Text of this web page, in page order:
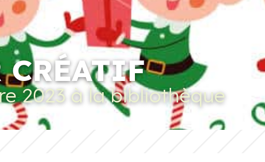
CRÉATIF
2023 à la bibliothèque